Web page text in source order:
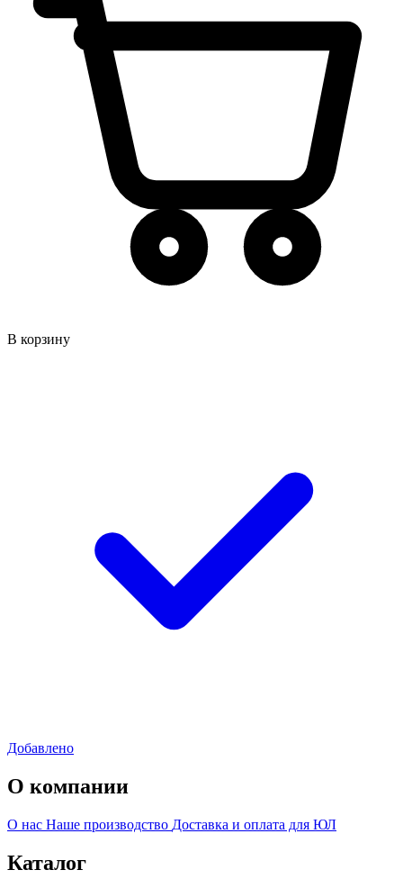
В корзину
Добавлено
О компании
О нас Наше производство Доставка и оплата для ЮЛ
Каталог